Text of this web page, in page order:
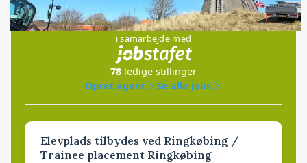
Jobs
i samarbejde med
78 ledige stillinger
Opret agent
Se alle jobs
Elevplads tilbydes ved Ringkøbing /
Trainee placement Ringkøbing